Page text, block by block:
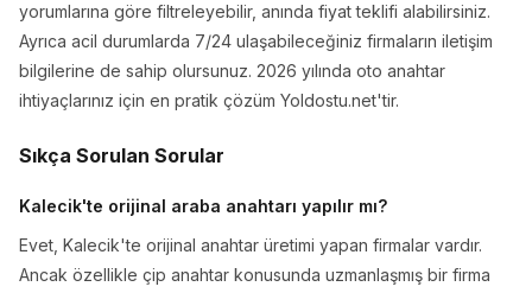
yorumlarına göre filtreleyebilir, anında fiyat teklifi alabilirsiniz.
Ayrıca acil durumlarda 7/24 ulaşabileceğiniz firmaların iletişim
bilgilerine de sahip olursunuz. 2026 yılında oto anahtar
ihtiyaçlarınız için en pratik çözüm Yoldostu.net'tir.
Sıkça Sorulan Sorular
Kalecik'te orijinal araba anahtarı yapılır mı?
Evet, Kalecik'te orijinal anahtar üretimi yapan firmalar vardır.
Ancak özellikle çip anahtar konusunda uzmanlaşmış bir firma